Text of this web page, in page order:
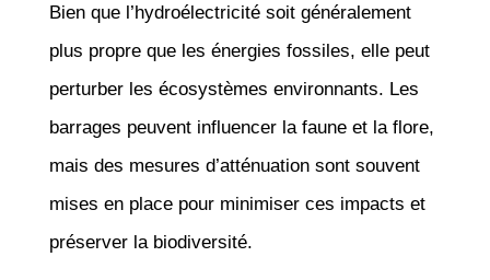
Bien que l’hydroélectricité soit généralement
plus propre que les énergies fossiles, elle peut
perturber les écosystèmes environnants. Les
barrages peuvent influencer la faune et la flore,
mais des mesures d’atténuation sont souvent
mises en place pour minimiser ces impacts et
préserver la biodiversité.